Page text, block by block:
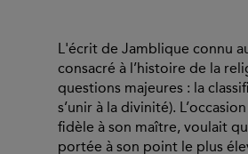
L'écrit de Jamblique connu
consacré à l’histoire de la
questions majeures : la
s’unir à la divinité).
fidèle à son maître, voulait
portée à son point le plus